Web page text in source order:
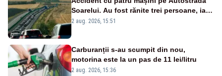
Soarelui. Au fost rănite trei persoane, iar
traficul se desfășoară cu dificultate
2 aug. 2026, 15:51
Carburanții s-au scumpit din nou,
motorina este la un pas de 11 lei/litru
2 aug. 2026, 15:36